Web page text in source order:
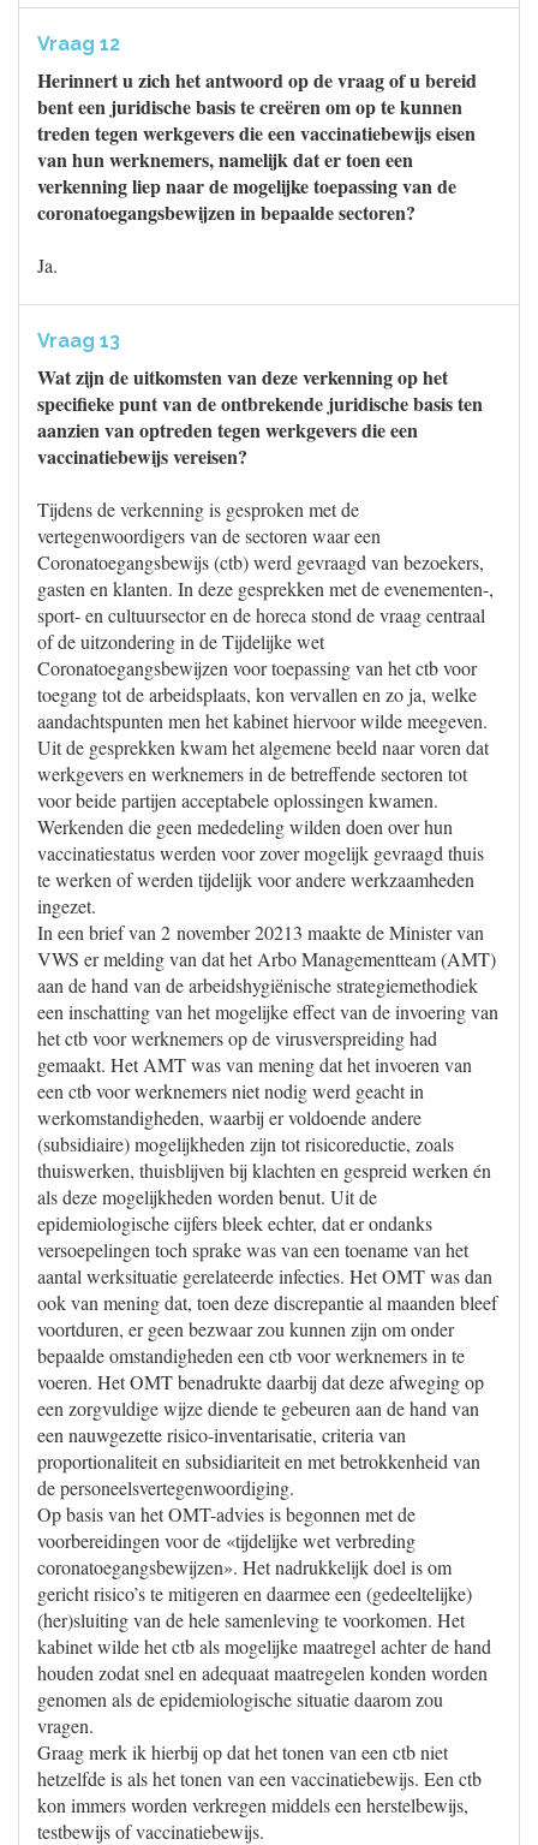
Vraag 12
Herinnert u zich het antwoord op de vraag of u bereid
bent een juridische basis te creëren om op te kunnen
treden tegen werkgevers die een vaccinatiebewijs eisen
van hun werknemers, namelijk dat er toen een
verkenning liep naar de mogelijke toepassing van de
coronatoegangsbewijzen in bepaalde sectoren?
Ja.
Vraag 13
Wat zijn de uitkomsten van deze verkenning op het
specifieke punt van de ontbrekende juridische basis ten
aanzien van optreden tegen werkgevers die een
vaccinatiebewijs vereisen?
Tijdens de verkenning is gesproken met de
vertegenwoordigers van de sectoren waar een
Coronatoegangsbewijs (ctb) werd gevraagd van bezoekers,
gasten en klanten. In deze gesprekken met de evenementen-,
sport- en cultuursector en de horeca stond de vraag centraal
of de uitzondering in de Tijdelijke wet
Coronatoegangsbewijzen voor toepassing van het ctb voor
toegang tot de arbeidsplaats, kon vervallen en zo ja, welke
aandachtspunten men het kabinet hiervoor wilde meegeven.
Uit de gesprekken kwam het algemene beeld naar voren dat
werkgevers en werknemers in de betreffende sectoren tot
voor beide partijen acceptabele oplossingen kwamen.
Werkenden die geen mededeling wilden doen over hun
vaccinatiestatus werden voor zover mogelijk gevraagd thuis
te werken of werden tijdelijk voor andere werkzaamheden
ingezet.
In een brief van 2 november 20213 maakte de Minister van
VWS er melding van dat het Arbo Managementteam (AMT)
aan de hand van de arbeidshygiënische strategiemethodiek
een inschatting van het mogelijke effect van de invoering van
het ctb voor werknemers op de virusverspreiding had
gemaakt. Het AMT was van mening dat het invoeren van
een ctb voor werknemers niet nodig werd geacht in
werkomstandigheden, waarbij er voldoende andere
(subsidiaire) mogelijkheden zijn tot risicoreductie, zoals
thuiswerken, thuisblijven bij klachten en gespreid werken én
als deze mogelijkheden worden benut. Uit de
epidemiologische cijfers bleek echter, dat er ondanks
versoepelingen toch sprake was van een toename van het
aantal werksituatie gerelateerde infecties. Het OMT was dan
ook van mening dat, toen deze discrepantie al maanden bleef
voortduren, er geen bezwaar zou kunnen zijn om onder
bepaalde omstandigheden een ctb voor werknemers in te
voeren. Het OMT benadrukte daarbij dat deze afweging op
een zorgvuldige wijze diende te gebeuren aan de hand van
een nauwgezette risico-inventarisatie, criteria van
proportionaliteit en subsidiariteit en met betrokkenheid van
de personeelsvertegenwoordiging.
Op basis van het OMT-advies is begonnen met de
voorbereidingen voor de «tijdelijke wet verbreding
coronatoegangsbewijzen». Het nadrukkelijk doel is om
gericht risico’s te mitigeren en daarmee een (gedeeltelijke)
(her)sluiting van de hele samenleving te voorkomen. Het
kabinet wilde het ctb als mogelijke maatregel achter de hand
houden zodat snel en adequaat maatregelen konden worden
genomen als de epidemiologische situatie daarom zou
vragen.
Graag merk ik hierbij op dat het tonen van een ctb niet
hetzelfde is als het tonen van een vaccinatiebewijs. Een ctb
kon immers worden verkregen middels een herstelbewijs,
testbewijs of vaccinatiebewijs.